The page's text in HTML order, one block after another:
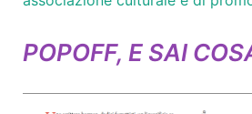
POPOFF, E SAI